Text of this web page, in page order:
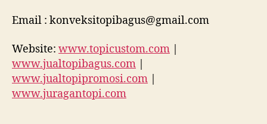
Email : konveksitopibagus@gmail.com
Website: www.topicustom.com |
www.jualtopibagus.com |
www.jualtopipromosi.com |
www.juragantopi.com